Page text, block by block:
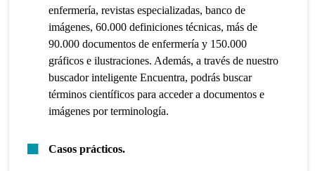
enfermería, revistas especializadas, banco de
imágenes, 60.000 definiciones técnicas, más de
90.000 documentos de enfermería y 150.000
gráficos e ilustraciones. Además, a través de nuestro
buscador inteligente Encuentra, podrás buscar
términos científicos para acceder a documentos e
imágenes por terminología.
Casos prácticos.